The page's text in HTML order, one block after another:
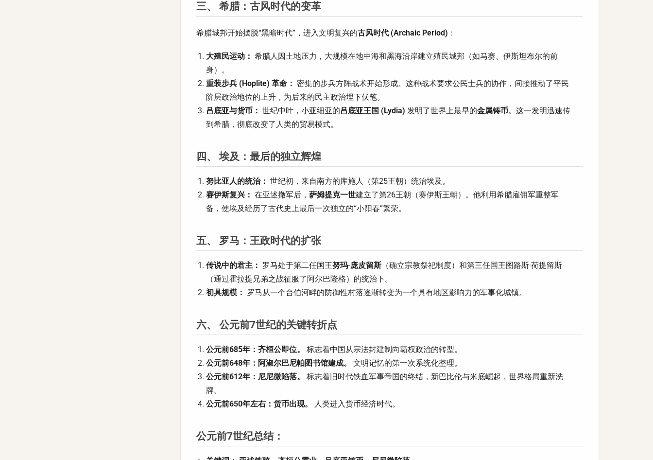
三、 希腊：古风时代的变革
希腊城邦开始摆脱“黑暗时代”，进入文明复兴的古风时代 (Archaic Period) ：
大殖民运动： 希腊人因土地压力，大规模在地中海和黑海沿岸建立殖民城邦（如马赛、伊斯坦布尔的前
身）。
重装步兵 (Hoplite) 革命： 密集的步兵方阵战术开始形成。这种战术要求公民士兵的协作，间接推动了平民
阶层政治地位的上升，为后来的民主政治埋下伏笔。
吕底亚与货币： 世纪中叶，小亚细亚的吕底亚王国 (Lydia) 发明了世界上最早的金属铸币。这一发明迅速传
到希腊，彻底改变了人类的贸易模式。
四、 埃及：最后的独立辉煌
努比亚人的统治： 世纪初，来自南方的库施人（第25王朝）统治埃及。
赛伊斯复兴： 在亚述撤军后， 萨姆提克一世建立了第26王朝（赛伊斯王朝）。他利用希腊雇佣军重整军
备，使埃及经历了古代史上最后一次独立的“小阳春”繁荣。
五、 罗马：王政时代的扩张
传说中的君主： 罗马处于第二任国王努玛·庞皮留斯（确立宗教祭祀制度）和第三任国王图路斯·荷提留斯
（通过霍拉提兄弟之战征服了阿尔巴隆格）的统治下。
初具规模： 罗马从一个台伯河畔的防御性村落逐渐转变为一个具有地区影响力的军事化城镇。
六、 公元前7世纪的关键转折点
公元前685年：齐桓公即位。
标志着中国从宗法封建制向霸权政治的转型。
公元前648年：阿淑尔巴尼帕图书馆建成。
文明记忆的第一次系统化整理。
公元前612年：尼尼微陷落。
标志着旧时代铁血军事帝国的终结，新巴比伦与米底崛起，世界格局重新洗
牌。
公元前650年左右：货币出现。
人类进入货币经济时代。
公元前7世纪总结：